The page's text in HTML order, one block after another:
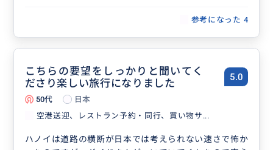
参考になった 4
こちらの要望をしっかりと聞いてく
ださり楽しい旅行になりました
5.0
50代
日本
空港送迎、レストラン予約・同行、買い物サ...
ハノイは道路の横断が日本では考えられない速さで怖か